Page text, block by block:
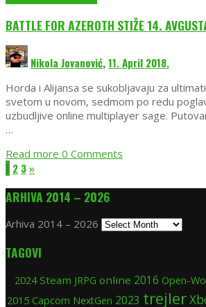
BATTLE FOR AZEROTH STIŽE 14.
Nikola Jovanović,11. April 2018.
Horda i Alijansa se sukobljavaju za
svetom u novom, sedmom po redu
uzbudljive online multiplayer sage.
…
Read more 0 Comments
1 2 3 »
ARHIVA 2014 – 2026
Arhiva 2014 – 2026
TAGOVI
2024 Steam JRPG online 2016 Open-
2015 Capcom NextGen 2023 trejler